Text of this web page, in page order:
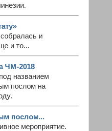
и
и то...
ЧМ-2018
названием
послом на
послом...
мероприятие.